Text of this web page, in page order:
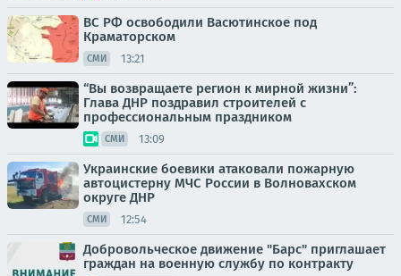
ВС РФ освободили Васютинское под
Краматорском
СМИ 13:21
“Вы возвращаете регион к мирной жизни”:
Глава ДНР поздравил строителей с
профессиональным праздником
СМИ 13:09
Украинские боевики атаковали пожарную
автоцистерну МЧС России в Волновахском
округе ДНР
СМИ 12:54
Добровольческое движение "Барс" приглашает
граждан на военную службу по контракту